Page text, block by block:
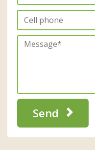
Send